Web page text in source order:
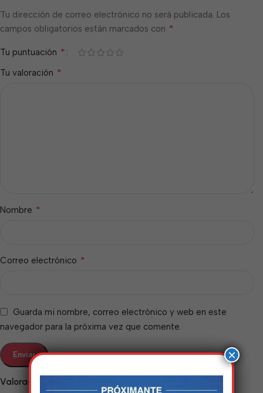
Valoraciones
Tu dirección de correo electrónico no será publicada. Los
campos obligatorios están marcados con *
Tu puntuación *
Tu valoración *
Nombre *
Correo electrónico *
Guarda mi nombre, correo electrónico y web en este
navegador para la próxima vez que comente.
×